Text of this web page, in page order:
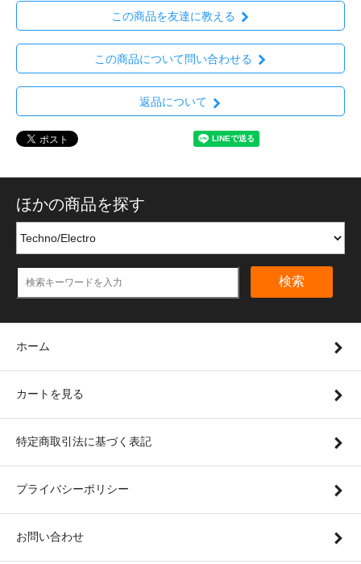
この商品を友達に教える
この商品について問い合わせる
返品について
ほかの商品を探す
検索
ホーム
カートを見る
特定商取引法に基づく表記
プライバシーポリシー
お問い合わせ